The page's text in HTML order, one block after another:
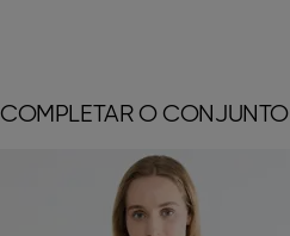
COMPLETAR O CONJUNTO